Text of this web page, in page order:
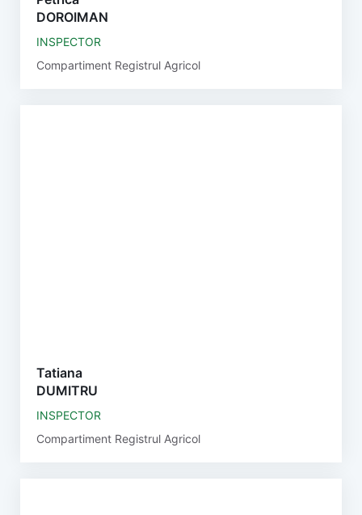
DOROIMAN
INSPECTOR
Compartiment Registrul Agricol
Tatiana
DUMITRU
INSPECTOR
Compartiment Registrul Agricol